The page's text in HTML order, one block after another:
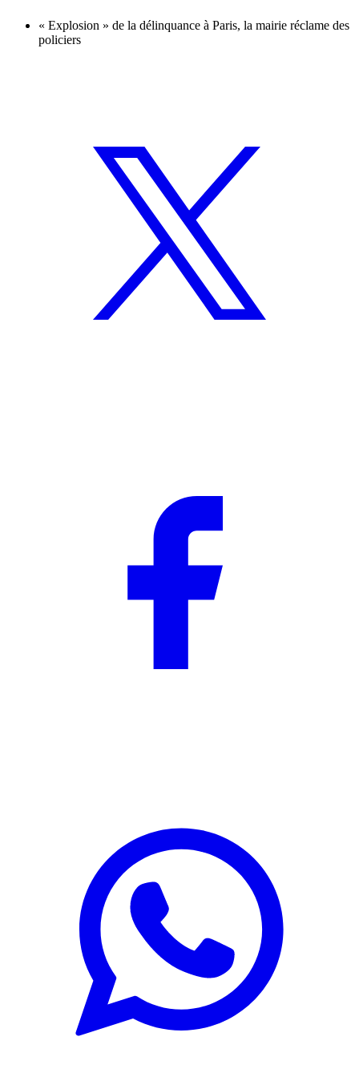
« Explosion » de la délinquance à Paris, la mairie réclame des
policiers